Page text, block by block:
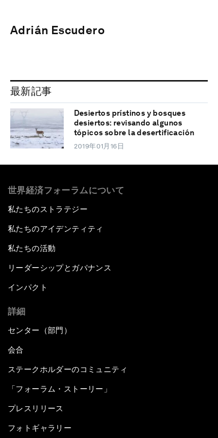
Adrián Escudero
最新記事
Desiertos prístinos y bosques
desiertos: revisando algunos
tópicos sobre la desertificación
2019年01月16日
世界経済フォーラムについて
私たちのストラテジー
私たちのアイデンティティ
私たちの活動
リーダーシップとガバナンス
インパクト
詳細
センター（部門）
会合
ステークホルダーのコミュニティ
「フォーラム・ストーリー」
プレスリリース
フォトギャラリー